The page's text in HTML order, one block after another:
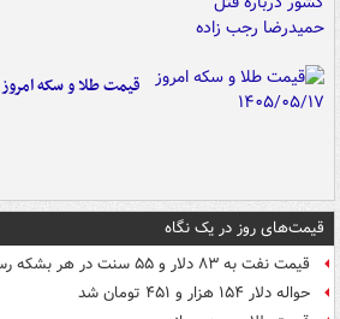
قیمت طلا و سکه امروز ۱۴۰۵/۰۵/۱۷
قیمت‌های روز در یک نگاه
قیمت نفت به ۸۳ دلار و ۵۵ سنت در هر بشکه رسید
حواله دلار ۱۵۴ هزار و ۴۵۱ تومان شد